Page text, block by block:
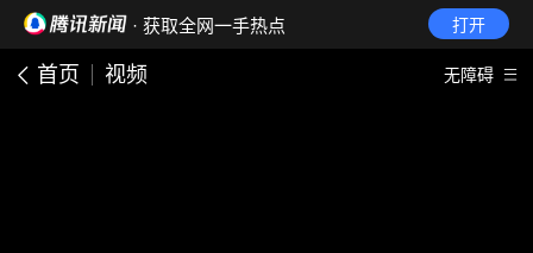
· 获取全网一手热点 打开
首页 视频 无障碍